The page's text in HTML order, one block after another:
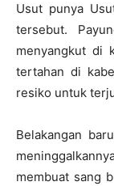
Usut punya
tersebut.
menyangkut di
tertahan di
resiko untuk
Belakangan
membuat sang